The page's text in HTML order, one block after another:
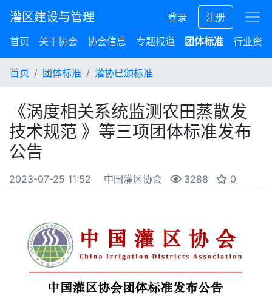
灌区建设与管理 登录
注册
首页
关于协会 协会信息 专题报道 团体标准 行业资讯
首页 团体标准 灌协已颁标准
《涡度相关系统监测农田蒸散发
技术规范 》等三项团体标准发布
公告
2023-07-25 11:52 中国灌区协会 3288 0